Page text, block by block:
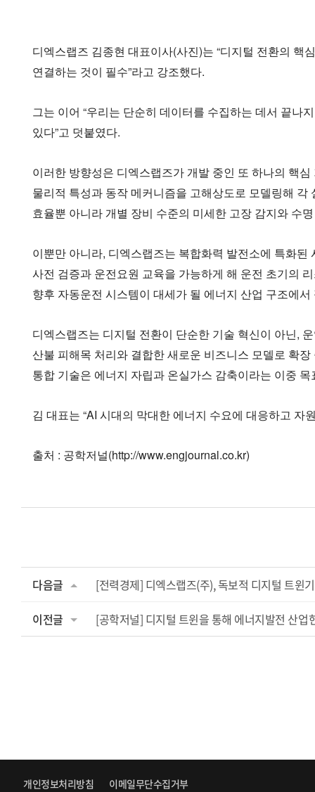
디엑스랩즈 김종현 대표이사(사진)는 “디지털 전환의
연결하는 것이 필수”라고 강조했다.
그는 이어 “우리는 단순히 데이터를 수집하는 데서 끝나
있다”고 덧붙였다.
이러한 방향성은 디엑스랩즈가 개발 중인 또 하나의 핵
물리적 특성과 동작 메커니즘을 고해상도로 모델링해
효율뿐 아니라 개별 장비 수준의 미세한 고장 감지와 수
이뿐만 아니라, 디엑스랩즈는 복합화력 발전소에 특화
사전 검증과 운전요원 교육을 가능하게 해 운전 초기의
향후 자동운전 시스템이 대세가 될 에너지 산업 구조에
디엑스랩즈는 디지털 전환이 단순한 기술 혁신이 아닌,
산불 피해목 처리와 결합한 새로운 비즈니스 모델로 확
통합 기술은 에너지 자립과 온실가스 감축이라는 이중
김 대표는 “AI 시대의 막대한 에너지 수요에 대응하고
출처 : 공학저널(http://www.engjournal.co.kr)
다음글 [전력경제] 디엑스랩즈(주), 독보적 디지털 트윈
이전글 [공학저널] 디지털 트윈을 통해 에너지발전 산업
개인정보처리방침 이메일무단수집거부